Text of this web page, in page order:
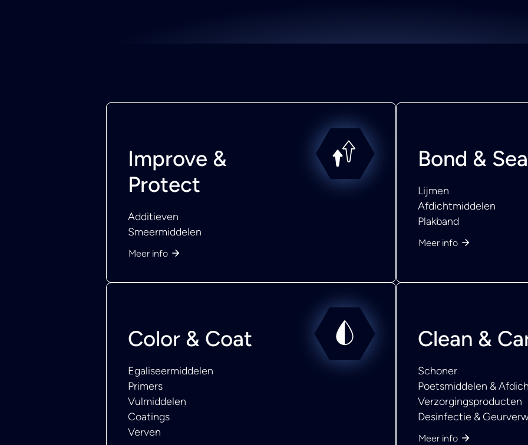
Improve &
Protect
Additieven
Smeermiddelen
Meer info
Bond &
Lijmen
Afdichtmiddelen
Plakband
Meer info
Color & Coat
Egaliseermiddelen
Primers
Vulmiddelen
Coatings
Verven
Clean &
Schoner
Poetsmiddelen &
Verzorgingsproducten
Desinfectie &
Meer info